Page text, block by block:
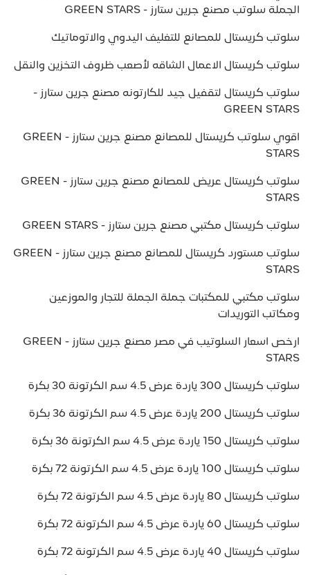
الجملة سلوتب مصنع جرين ستارز - GREEN STARS
سلوتب كريستال للمصانع للتغليف اليدوي والاتوماتيك
سلوتب كريستال الاعمال الشاقه لأصعب ظروف التخزين والنقل
سلوتب كريستال لتقفيل جيد للكارتونه مصنع جرين ستارز -
GREEN STARS
اقوي سلوتب كريستال للمصانع مصنع جرين ستارز - GREEN
STARS
سلوتب كريستال عريض للمصانع مصنع جرين ستارز - GREEN
STARS
سلوتب كريستال مكتبي مصنع جرين ستارز - GREEN STARS
سلوتب مستورد كريستال للمصانع مصنع جرين ستارز - GREEN
STARS
سلوتب مكتبي للمكتبات جملة الجملة للتجار والموزعين
ومكاتب التوريدات
ارخص اسعار السلوتيب في مصر مصنع جرين ستارز - GREEN
STARS
سلوتب كريستال 300 ياردة عرض 4.5 سم الكرتونة 30 بكرة
سلوتب كريستال 200 ياردة عرض 4.5 سم الكرتونة 36 بكرة
سلوتب كريستال 150 ياردة عرض 4.5 سم الكرتونة 36 بكرة
سلوتب كريستال 100 ياردة عرض 4.5 سم الكرتونة 72 بكرة
سلوتب كريستال 80 ياردة عرض 4.5 سم الكرتونة 72 بكرة
سلوتب كريستال 60 ياردة عرض 4.5 سم الكرتونة 72 بكرة
سلوتب كريستال 40 ياردة عرض 4.5 سم الكرتونة 72 بكرة